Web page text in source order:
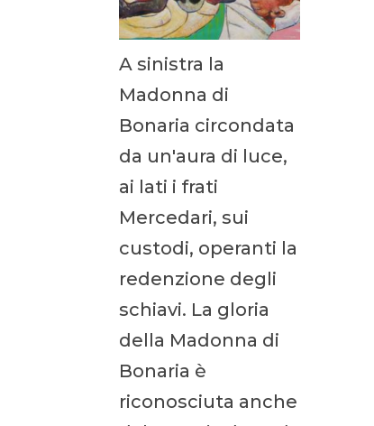
A sinistra la
Madonna di
Bonaria circondata
da un'aura di luce,
ai lati i frati
Mercedari, sui
custodi, operanti la
redenzione degli
schiavi. La gloria
della Madonna di
Bonaria è
riconosciuta anche